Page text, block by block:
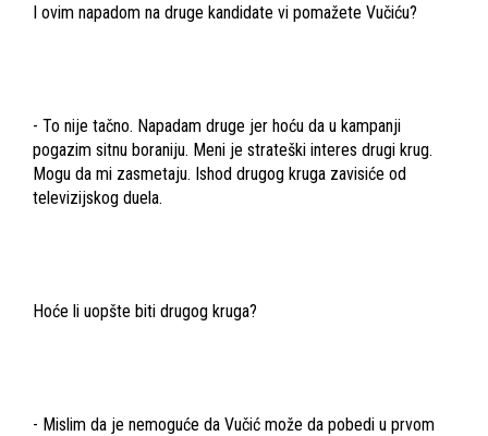
I ovim napadom na druge kandidate vi pomažete Vučiću?
- To nije tačno. Napadam druge jer hoću da u kampanji
pogazim sitnu boraniju. Meni je strateški interes drugi krug.
Mogu da mi zasmetaju. Ishod drugog kruga zavisiće od
televizijskog duela.
Hoće li uopšte biti drugog kruga?
- Mislim da je nemoguće da Vučić može da pobedi u prvom